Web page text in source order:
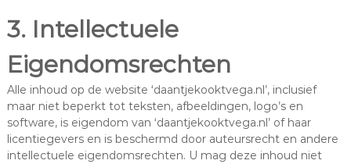
3. Intellectuele
Eigendomsrechten
Alle inhoud op de website ‘daantjekooktvega.nl’, inclusief
maar niet beperkt tot teksten, afbeeldingen, logo’s en
software, is eigendom van ‘daantjekooktvega.nl’ of haar
licentiegevers en is beschermd door auteursrecht en andere
intellectuele eigendomsrechten. U mag deze inhoud niet